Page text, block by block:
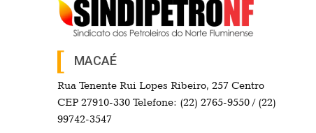
MACAÉ
Rua Tenente Rui Lopes Ribeiro, 257 Centro
CEP 27910-330 Telefone: (22) 2765-9550 / (22)
99742-3547